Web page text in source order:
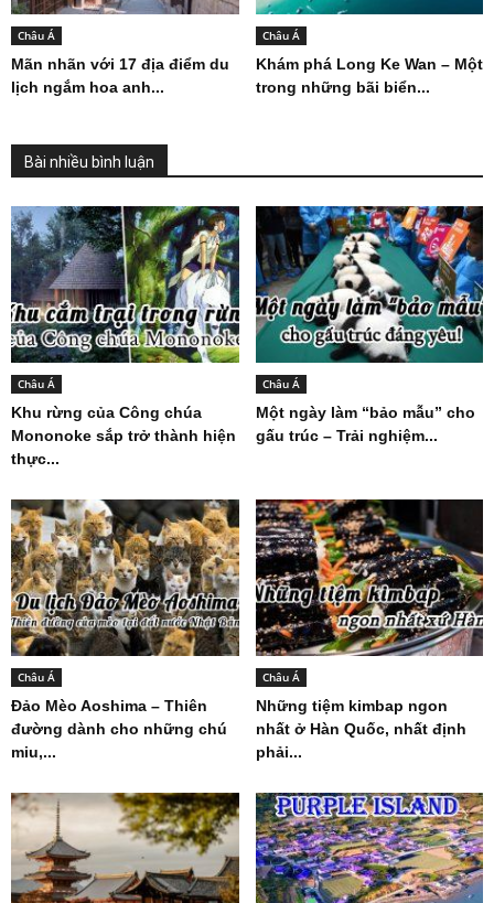
Châu Á
Mãn nhãn với 17 địa điểm du
lịch ngắm hoa anh...
Châu Á
Khám phá Long Ke Wan – Một
trong những bãi biển...
Bài nhiều bình luận
Châu Á
Khu rừng của Công chúa
Mononoke sắp trở thành hiện
thực...
Châu Á
Một ngày làm “bảo mẫu” cho
gấu trúc – Trải nghiệm...
Châu Á
Đảo Mèo Aoshima – Thiên
đường dành cho những chú
miu,...
Châu Á
Những tiệm kimbap ngon
nhất ở Hàn Quốc, nhất định
phải...